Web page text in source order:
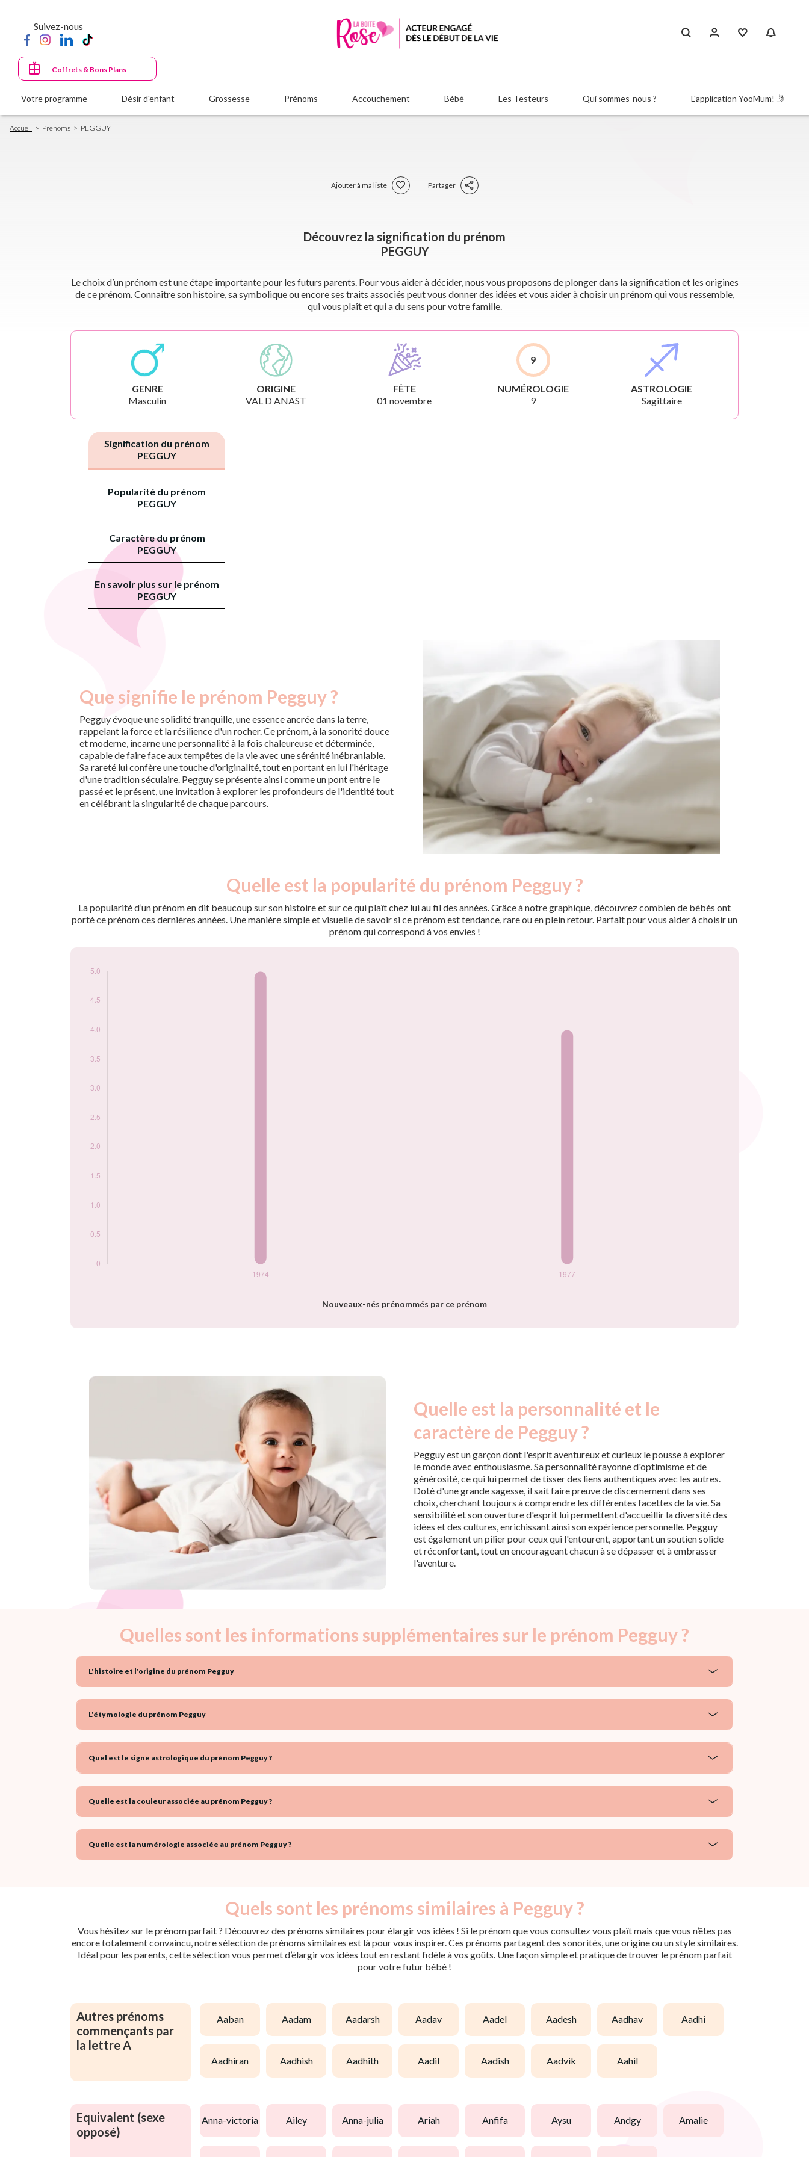
principal
Suivez-nous
Coffrets & Bons Plans
Votre programme Désir d'enfant Grossesse Prénoms Accouchement Bébé Les Testeurs Qui sommes-nous ? L'application YooMum! 🤳
Fil
d'Ariane
Accueil Prenoms PEGGUY
Ajouter à ma liste Partager
Découvrez la signification du prénom
PEGGUY
Le choix d’un prénom est une étape importante pour les futurs parents. Pour vous aider à décider, nous vous proposons de plonger dans la signification et les origines
de ce prénom. Connaître son histoire, sa symbolique ou encore ses traits associés peut vous donner des idées et vous aider à choisir un prénom qui vous ressemble,
qui vous plaît et qui a du sens pour votre famille.
GENRE
Masculin
ORIGINE
VAL D ANAST
FÊTE
01 novembre
9
NUMÉROLOGIE
9
ASTROLOGIE
Sagittaire
Signification du prénom
PEGGUY
Popularité du prénom
PEGGUY
Caractère du prénom
PEGGUY
En savoir plus sur le prénom
PEGGUY
Que signifie le prénom Pegguy ?
Pegguy évoque une solidité tranquille, une essence ancrée dans la terre,
rappelant la force et la résilience d'un rocher. Ce prénom, à la sonorité douce
et moderne, incarne une personnalité à la fois chaleureuse et déterminée,
capable de faire face aux tempêtes de la vie avec une sérénité inébranlable.
Sa rareté lui confère une touche d'originalité, tout en portant en lui l'héritage
d'une tradition séculaire. Pegguy se présente ainsi comme un pont entre le
passé et le présent, une invitation à explorer les profondeurs de l'identité tout
en célébrant la singularité de chaque parcours.
Quelle est la popularité du prénom Pegguy ?
La popularité d’un prénom en dit beaucoup sur son histoire et sur ce qui plaît chez lui au fil des années. Grâce à notre graphique, découvrez combien de bébés ont
porté ce prénom ces dernières années. Une manière simple et visuelle de savoir si ce prénom est tendance, rare ou en plein retour. Parfait pour vous aider à choisir un
prénom qui correspond à vos envies !
Nouveaux-nés prénommés par ce prénom
1974
5
1977
4
Quelle est la personnalité et le
caractère de Pegguy ?
Pegguy est un garçon dont l'esprit aventureux et curieux le pousse à explorer
le monde avec enthousiasme. Sa personnalité rayonne d'optimisme et de
générosité, ce qui lui permet de tisser des liens authentiques avec les autres.
Doté d'une grande sagesse, il sait faire preuve de discernement dans ses
choix, cherchant toujours à comprendre les différentes facettes de la vie. Sa
sensibilité et son ouverture d'esprit lui permettent d'accueillir la diversité des
idées et des cultures, enrichissant ainsi son expérience personnelle. Pegguy
est également un pilier pour ceux qui l'entourent, apportant un soutien solide
et réconfortant, tout en encourageant chacun à se dépasser et à embrasser
l'aventure.
Quelles sont les informations supplémentaires sur le prénom Pegguy ?
L'histoire et l'origine du prénom Pegguy
L'étymologie du prénom Pegguy
Quel est le signe astrologique du prénom Pegguy ?
Quelle est la couleur associée au prénom Pegguy ?
Quelle est la numérologie associée au prénom Pegguy ?
Quels sont les prénoms similaires à Pegguy ?
Vous hésitez sur le prénom parfait ? Découvrez des prénoms similaires pour élargir vos idées ! Si le prénom que vous consultez vous plaît mais que vous n’êtes pas
encore totalement convaincu, notre sélection de prénoms similaires est là pour vous inspirer. Ces prénoms partagent des sonorités, une origine ou un style similaires.
Idéal pour les parents, cette sélection vous permet d’élargir vos idées tout en restant fidèle à vos goûts. Une façon simple et pratique de trouver le prénom parfait
pour votre futur bébé !
Autres prénoms
commençants par
la lettre A
aaban aadam aadarsh aadav aadel aadesh aadhav aadhi
aadhiran aadhish aadhith aadil aadish aadvik aahil
Equivalent (sexe
opposé)
anna-victoria ailey anna-julia ariah anfifa aysu andgy amalie